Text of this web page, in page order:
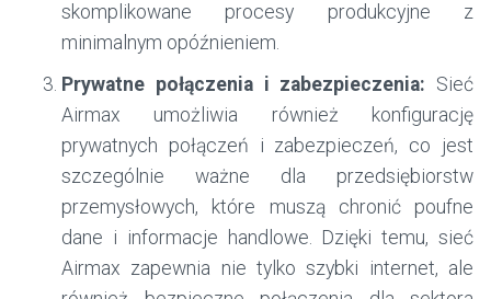
skomplikowane procesy produkcyjne z
minimalnym opóźnieniem.
Prywatne połączenia i zabezpieczenia: Sieć
Airmax umożliwia również konfigurację
prywatnych połączeń i zabezpieczeń, co jest
szczególnie ważne dla przedsiębiorstw
przemysłowych, które muszą chronić poufne
dane i informacje handlowe. Dzięki temu, sieć
Airmax zapewnia nie tylko szybki internet, ale